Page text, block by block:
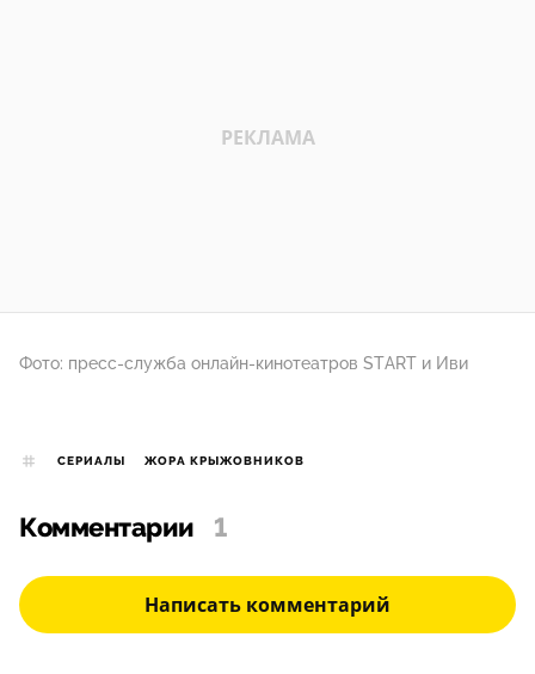
Фото: пресс-служба онлайн-кинотеатров START и Иви
СЕРИАЛЫ ЖОРА КРЫЖОВНИКОВ
Комментарии 1
Написать комментарий